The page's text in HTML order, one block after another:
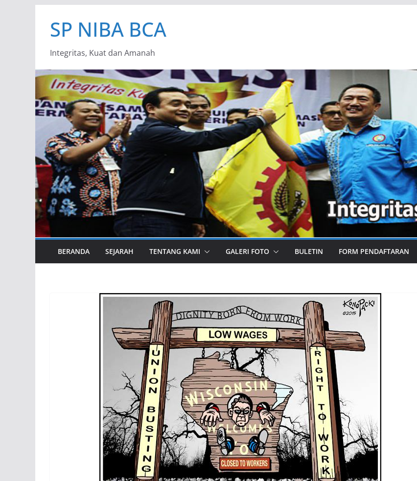
contentSP NIBA BCA
Integritas, Kuat dan Amanah
BERANDA SEJARAH TENTANG KAMI GALERI FOTO BULETIN FORM PENDAFTARAN